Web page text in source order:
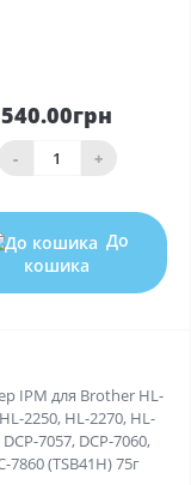
540.00грн
- +
До
кошика